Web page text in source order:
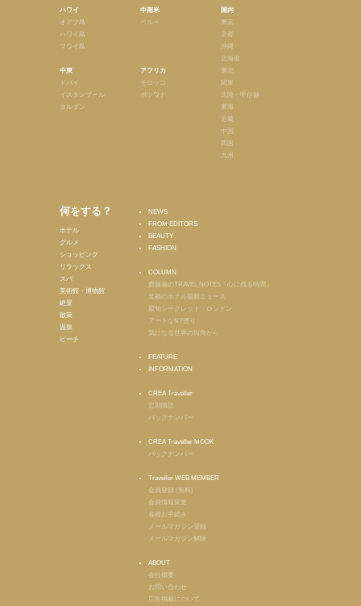
ハワイ
オアフ島
ハワイ島
マウイ島
中東
ドバイ
イスタンブール
ヨルダン
中南米
ペルー
アフリカ
モロッコ
ボツワナ
国内
東京
京都
沖縄
北海道
東北
関東
北陸・甲信越
東海
近畿
中国
四国
九州
何をする？
ホテル
グルメ
ショッピング
リラックス
スパ
美術館・博物館
絶景
散策
温泉
ビーチ
NEWS
FROM EDITORS
BEAUTY
FASHION
COLUMN
齋藤薫のTRAVEL NOTES「心に残る時間」
至福のホテル最新ニュース
最旬シークレット・ロンドン
アートなNY便り
気になる世界の街角から
FEATURE
INFORMATION
CREA Traveller
定期購読
バックナンバー
CREA Traveller MOOK
バックナンバー
Traveller WEB MEMBER
会員登録 (無料)
会員情報変更
各種お手続き
メールマガジン登録
メールマガジン解除
ABOUT
会社概要
お問い合わせ
広告掲載について